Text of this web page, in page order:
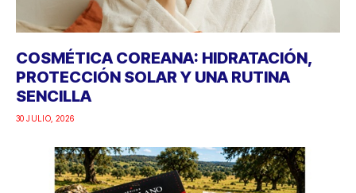
COSMÉTICA COREANA: HIDRATACIÓN,
PROTECCIÓN SOLAR Y UNA RUTINA
SENCILLA
30 JULIO, 2026